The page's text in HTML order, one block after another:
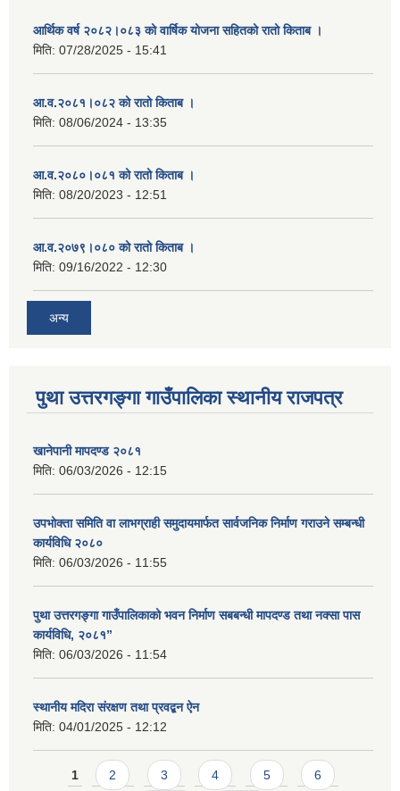
आर्थिक वर्ष २०८२।०८३ को वार्षिक योजना सहितको रातो किताब ।
मिति: 07/28/2025 - 15:41
आ.व.२०८१।०८२ को रातो किताब ।
मिति: 08/06/2024 - 13:35
आ.व.२०८०।०८१ को रातो किताब ।
मिति: 08/20/2023 - 12:51
आ.व.२०७९।०८० को रातो किताब ।
मिति: 09/16/2022 - 12:30
अन्य
पुथा उत्तरगङ्गा गाउँपालिका स्थानीय राजपत्र
खानेपानी मापदण्ड २०८१
मिति: 06/03/2026 - 12:15
उपभोक्ता समिति वा लाभग्राही समुदायमार्फत सार्वजनिक निर्माण गराउने सम्बन्धी
कार्यविधि २०८०
मिति: 06/03/2026 - 11:55
पुथा उत्तरगङ्गा गाउँपालिकाको भवन निर्माण सबबन्धी मापदण्ड तथा नक्सा पास
कार्यविधि, २०८१”
मिति: 06/03/2026 - 11:54
स्थानीय मदिरा संरक्षण तथा प्रवद्बन ऐन
मिति: 04/01/2025 - 12:12
Pages
1 2 3 4 5 6